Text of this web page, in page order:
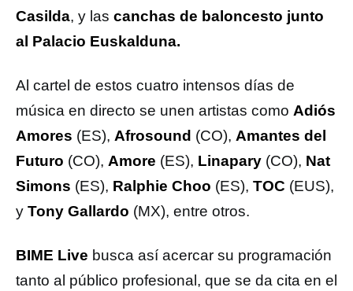
Casilda, y las canchas de baloncesto junto
al Palacio Euskalduna.
Al cartel de estos cuatro intensos días de
música en directo se unen artistas como Adiós
Amores (ES), Afrosound (CO), Amantes del
Futuro (CO), Amore (ES), Linapary (CO), Nat
Simons (ES), Ralphie Choo (ES), TOC (EUS),
y Tony Gallardo (MX), entre otros.
BIME Live busca así acercar su programación
tanto al público profesional, que se da cita en el